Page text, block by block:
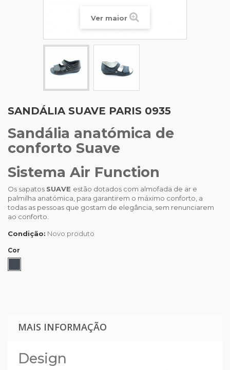
Ver maior
SANDÁLIA SUAVE PARIS 0935
Sandália anatómica de
conforto Suave
Sistema Air Function
Os sapatos SUAVE estão dotados com almofada de ar e
palmilha anatómica, para garantirem o máximo conforto, a
todas as pessoas que gostam de elegância, sem renunciarem
ao conforto.
Condição: Novo produto
Cor
MAIS INFORMAÇÃO
Design